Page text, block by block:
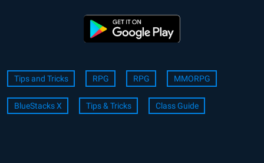
Tips and Tricks RPG RPG MMORPG
BlueStacks X Tips & Tricks Class Guide